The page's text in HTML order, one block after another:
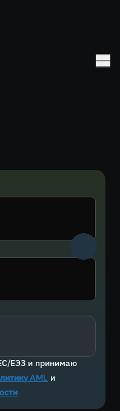
ЕЭЗ и принимаю
AML и